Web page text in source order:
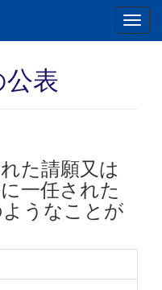
公表
た請願又は
一任された
うなことが